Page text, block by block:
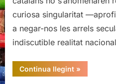
d’Abadal
curiosa singularitat
a negar-nos les arrels
indiscutible realitat
Continua llegint“Els
primers
»